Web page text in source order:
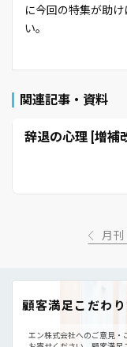
に今回の特集が助
い。
関連記事・資料
辞退の心理 [増補
月刊
顧客満足こだわ
エン株式会社へのご意見・